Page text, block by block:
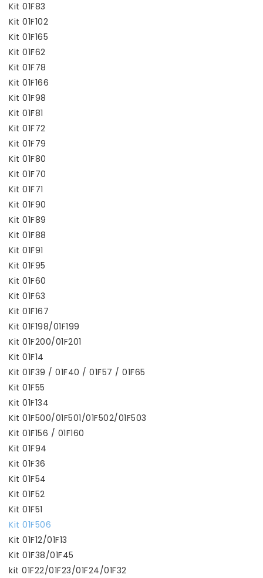
Kit 01F83
Kit 01F102
Kit 01F165
Kit 01F62
Kit 01F78
Kit 01F166
Kit 01F98
Kit 01F81
Kit 01F72
Kit 01F79
Kit 01F80
Kit 01F70
Kit 01F71
Kit 01F90
Kit 01F89
Kit 01F88
Kit 01F91
Kit 01F95
Kit 01F60
Kit 01F63
Kit 01F167
Kit 01F198/01F199
Kit 01F200/01F201
Kit 01F14
Kit 01F39 / 01F40 / 01F57 / 01F65
Kit 01F55
Kit 01F134
Kit 01F500/01F501/01F502/01F503
Kit 01F156 / 01F160
Kit 01F94
Kit 01F36
Kit 01F54
Kit 01F52
Kit 01F51
Kit 01F506
Kit 01F12/01F13
Kit 01F38/01F45
kit 01F22/01F23/01F24/01F32